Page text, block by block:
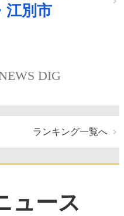
江別市
DIG
ランキング一覧へ
ュース